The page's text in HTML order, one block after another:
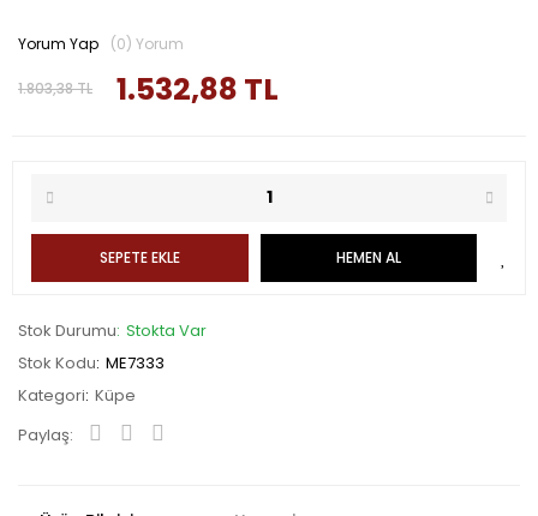
1.803,38 TL 1.532,88 TL
Yorum Yap (0) Yorum
SEPETE EKLE HEMEN AL
Stok Durumu Stokta Var
Stok Kodu ME7333
Kategori Küpe
Paylaş: